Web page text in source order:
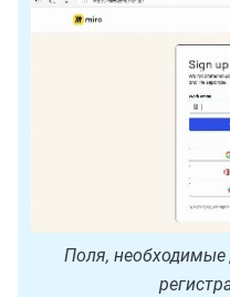
Поля, необходимые